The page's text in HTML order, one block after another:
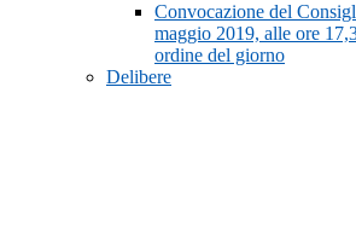
Convocazione del
maggio 2019, alle ore
ordine del giorno
Delibere